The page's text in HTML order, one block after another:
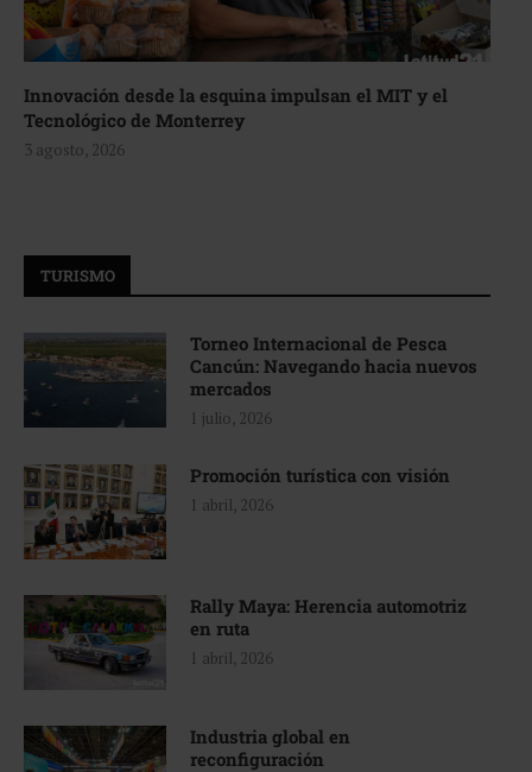
Innovación desde la esquina impulsan el MIT y el
Tecnológico de Monterrey
3 agosto, 2026
TURISMO
Torneo Internacional de Pesca
Cancún: Navegando hacia nuevos
mercados
1 julio, 2026
Promoción turística con visión
1 abril, 2026
Rally Maya: Herencia automotriz
en ruta
1 abril, 2026
Industria global en
reconfiguración